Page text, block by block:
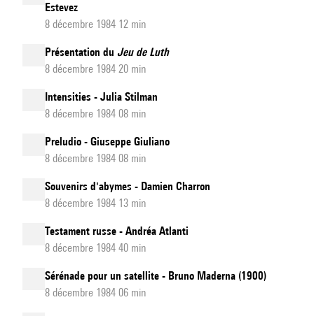
Estevez
8 décembre 1984 12 min
Présentation du Jeu de Luth
8 décembre 1984 20 min
Intensities - Julia Stilman
8 décembre 1984 08 min
Preludio - Giuseppe Giuliano
8 décembre 1984 08 min
Souvenirs d'abymes - Damien Charron
8 décembre 1984 13 min
Testament russe - Andréa Atlanti
8 décembre 1984 40 min
Sérénade pour un satellite - Bruno Maderna (1900)
8 décembre 1984 06 min